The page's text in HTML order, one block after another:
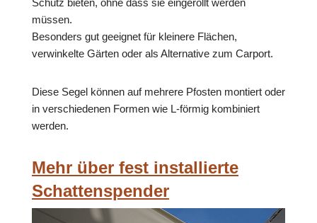
Schutz bieten, ohne dass sie eingerollt werden
müssen.
Besonders gut geeignet für kleinere Flächen,
verwinkelte Gärten oder als Alternative zum Carport.
Diese Segel können auf mehrere Pfosten montiert oder
in verschiedenen Formen wie L-förmig kombiniert
werden.
Mehr über fest installierte
Schattenspender